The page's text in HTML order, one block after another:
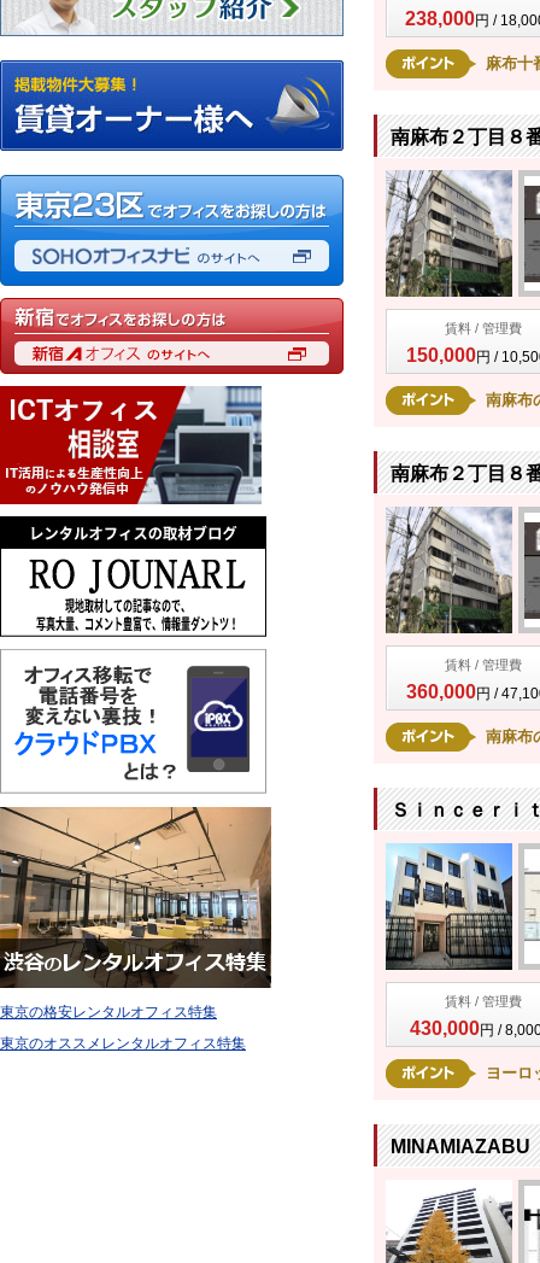
238,000円 /
麻布十
南麻布２丁目８
賃料 / 管理費
150,000円 /
南麻布
南麻布２丁目８
賃料 / 管理費
360,000円 /
南麻布
Ｓｉｎｃｅｒｉ
賃料 / 管理費
430,000円 /
ヨーロ
東京の格安レンタルオフィス特集
東京のオススメレンタルオフィス特集